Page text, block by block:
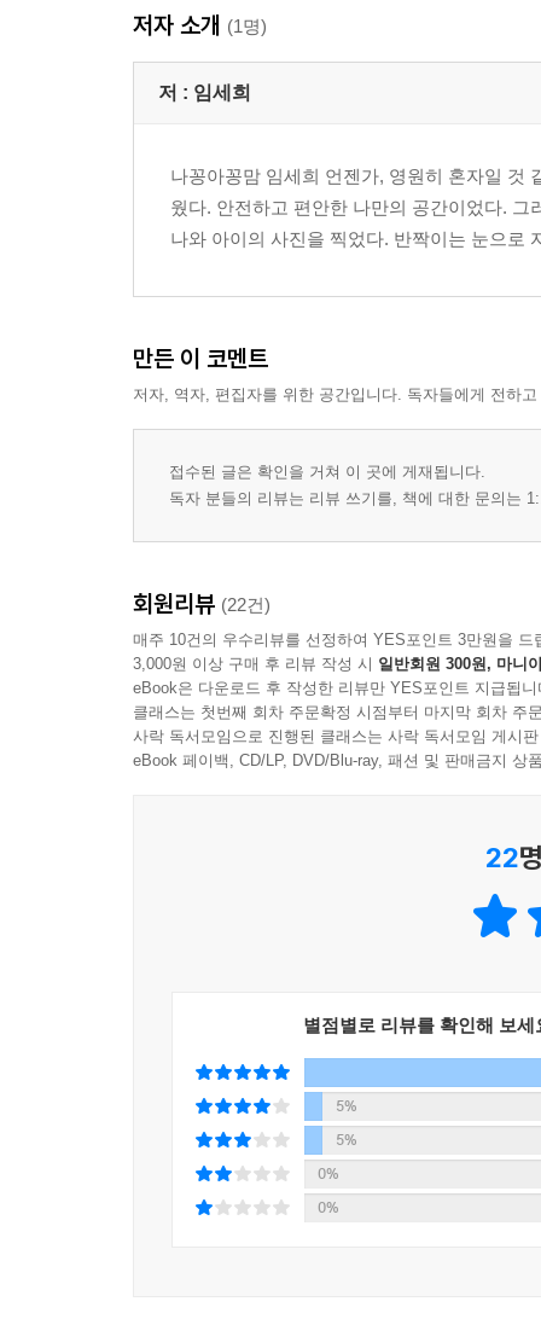
저자 소개 (1명)
저 : 임세희
나꽁아꽁맘 임세희 언젠가, 영원히 혼자일 것
웠다. 안전하고 편안한 나만의 공간이었다.
나와 아이의 사진을 찍었다. 반짝이는 눈으로
만든 이 코멘트
저자, 역자, 편집자를 위한 공간입니다. 독자들에게 전하
접수된 글은 확인을 거쳐 이 곳에 게재됩니다.
독자 분들의 리뷰는 리뷰 쓰기를, 책에 대한 문의는
회원리뷰 (22건)
매주 10건의 우수리뷰를 선정하여 YES포인트 3만원을 드
3,000원 이상 구매 후 리뷰 작성 시 일반회원 300원, 마니
eBook은 다운로드 후 작성한 리뷰만 YES포인트 지급됩니
클래스는 첫번째 회차 주문확정 시점부터 마지막 회차 주
사락 독서모임으로 진행된 클래스는 사락 독서모임 게시
eBook 페이백, CD/LP, DVD/Blu-ray, 패션 및 판매금지 상
22
별점별로 리뷰를 확인해 보세
5%
5%
0%
0%